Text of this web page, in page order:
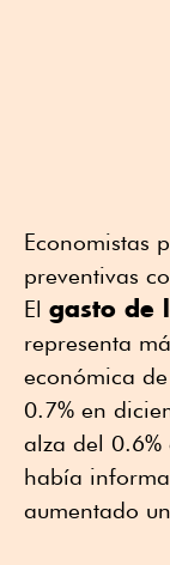
Economistas
preventivas
El gasto de
representa
económica
0.7% en
alza del 0.6%
había
aumentado